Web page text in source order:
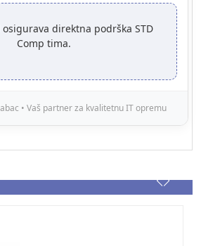
direktna podrška STD
Comp tima.
• Vaš partner za kvalitetnu IT opremu